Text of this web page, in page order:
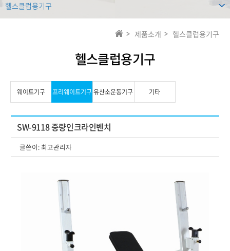
헬스클럽용기구
제품소개 헬스클럽용기구
헬스클럽용기구
웨이트기구 프리웨이트기구유산소운동기구 기타
SW-9118 중량인크라인벤치
글쓴이: 최고관리자